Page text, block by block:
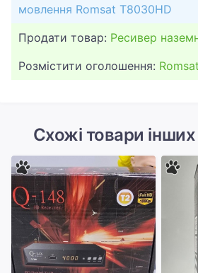
мовлення Romsat T8030HD
Продати товар: Ресивер
Розмістити оголошення:
Схожі товари